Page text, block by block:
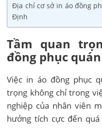
Địa chỉ cơ sở in áo đồng
Định
Tầm quan
đồng phục
Việc in áo đồng phục
trọng không chỉ trong
nghiệp của nhân viên
hưởng tích cực đến